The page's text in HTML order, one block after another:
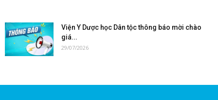
Viện Y Dược học Dân tộc thông báo mời chào
giá...
29/07/2026